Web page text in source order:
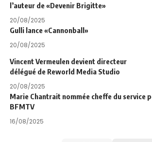
l’auteur de «Devenir Brigitte»
20/08/2025
Gulli lance «Cannonball»
20/08/2025
Vincent Vermeulen devient directeur
délégué de Reworld Media Studio
20/08/2025
Marie Chantrait nommée cheffe du service
BFMTV
16/08/2025